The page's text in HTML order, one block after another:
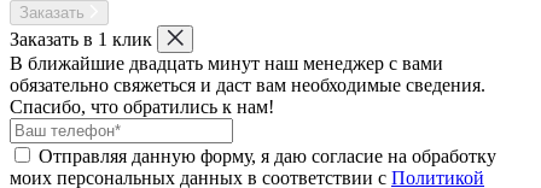
Заказать
Заказать в 1 клик
В ближайшие двадцать минут наш менеджер с вами
обязательно свяжеться и даст вам необходимые сведения.
Спасибо, что обратились к нам!
Отправляя данную форму, я даю согласие на обработку
моих персональных данных в соответствии с Политикой